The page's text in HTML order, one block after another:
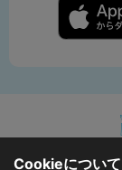
Cookieについて